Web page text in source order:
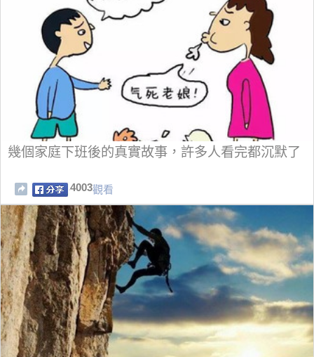
幾個家庭下班後的真實故事，許多人看完都沉默了
4003觀看